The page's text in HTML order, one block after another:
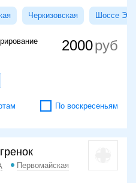
Черкизовская Шоссе
2000
По воскресеньям
Первомайская